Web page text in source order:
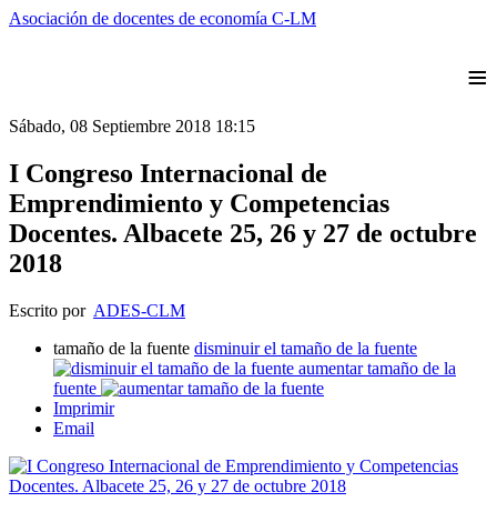
Asociación de docentes de economía C-LM
≡
Sábado, 08 Septiembre 2018 18:15
I Congreso Internacional de
Emprendimiento y Competencias
Docentes. Albacete 25, 26 y 27 de octubre
2018
Escrito por ADES-CLM
tamaño de la fuente disminuir el tamaño de la fuente
aumentar tamaño de la
fuente
Imprimir
Email